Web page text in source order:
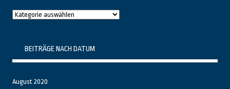
Raushier
BEITRÄGE NACH DATUM
August 2020